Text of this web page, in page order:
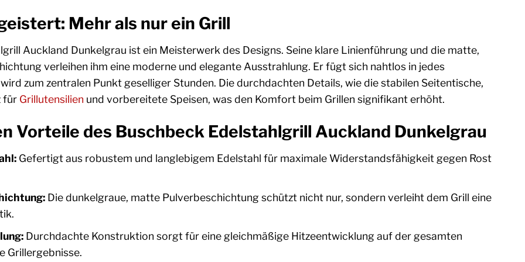
Mehr als nur ein Grill
Auckland Dunkelgrau ist ein Meisterwerk des Designs. Seine klare Linienführung und die matte,
verleihen ihm eine moderne und elegante Ausstrahlung. Er fügt sich nahtlos in jedes
zum zentralen Punkt geselliger Stunden. Die durchdachten Details, wie die stabilen Seitentische,
für Grillutensilien und vorbereitete Speisen, was den Komfort beim Grillen signifikant erhöht.
Vorteile des Buschbeck Edelstahlgrill Auckland Dunkelgrau
Gefertigt aus robustem und langlebigem Edelstahl für maximale Widerstandsfähigkeit gegen Rost
Die dunkelgraue, matte Pulverbeschichtung schützt nicht nur, sondern verleiht dem Grill eine
Durchdachte Konstruktion sorgt für eine gleichmäßige Hitzeentwicklung auf der gesamten
Grillergebnisse.